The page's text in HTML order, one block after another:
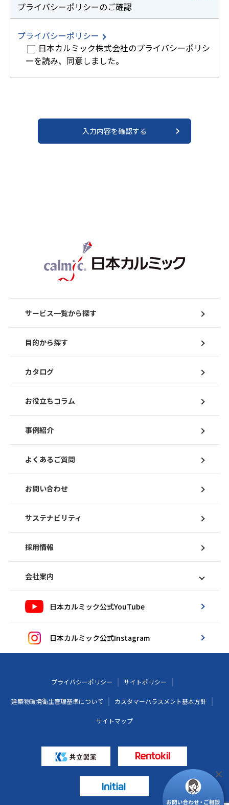
プライバシーポリシーのご確認
プライバシーポリシー
日本カルミック株式会社のプライバシーポリシ
ーを読み、同意しました。
サービス一覧から探す
目的から探す
カタログ
お役立ちコラム
事例紹介
よくあるご質問
お問い合わせ
サステナビリティ
採用情報
会社案内
日本カルミック公式YouTube
日本カルミック公式Instagram
プライバシーポリシー サイトポリシー
建築物環境衛生管理基準について カスタマーハラスメント基本方針
サイトマップ